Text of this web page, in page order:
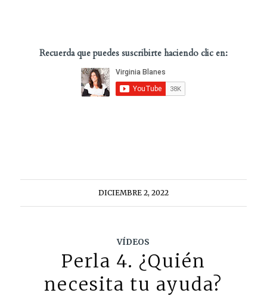
Recuerda que puedes suscribirte haciendo clic en:
DICIEMBRE 2, 2022
VÍDEOS
Perla 4. ¿Quién
necesita tu ayuda?